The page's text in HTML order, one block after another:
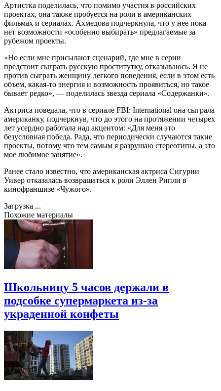
Артистка поделилась, что помимо участия в российских
проектах, она также пробуется на роли в американских
фильмах и сериалах. Ахмедова подчеркнула, что у нее пока
нет возможности «особенно выбирать» предлагаемые за
рубежом проекты.
«Но если мне присылают сценарий, где мне в серии
предстоит сыграть русскую проститутку, отказываюсь. Я не
против сыграть женщину легкого поведения, если в этом есть
объем, какая-то энергия и возможность проявиться, но такое
бывает редко», — поделилась звезда сериала «Содержанки».
Актриса поведала, что в сериале FBI: International она сыграла
американку, подчеркнув, что до этого на протяжении четырех
лет усердно работала над акцентом: «Для меня это
безусловная победа. Рада, что периодически случаются такие
проекты, потому что тем самым я разрушаю стереотипы, а это
мое любимое занятие».
Ранее стало известно, что американская актриса Сигурни
Уивер отказалась возвращаться к роли Эллен Рипли в
кинофраншизе «Чужого».
Загрузка ...
Похожие материалы
Школьницу 5 часов держали в
подсобке супермаркета из-за
украденной конфеты